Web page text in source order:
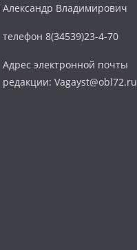
Александр Владимирович
телефон 8(34539)23-4-70
Адрес электронной почты
редакции: Vagayst@obl72.ru